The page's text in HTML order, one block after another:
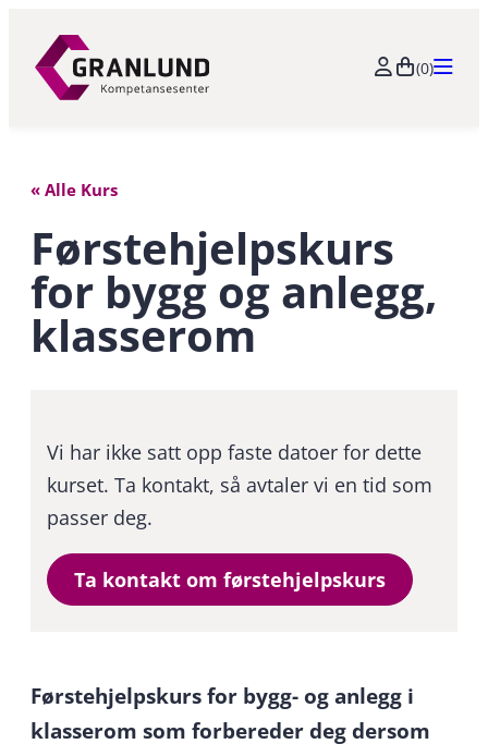
(0)
« Alle Kurs
Førstehjelpskurs
for bygg og anlegg,
klasserom
Vi har ikke satt opp faste datoer for dette
kurset. Ta kontakt, så avtaler vi en tid som
passer deg.
Ta kontakt om førstehjelpskurs
Førstehjelpskurs for bygg- og anlegg i
klasserom som forbereder deg dersom